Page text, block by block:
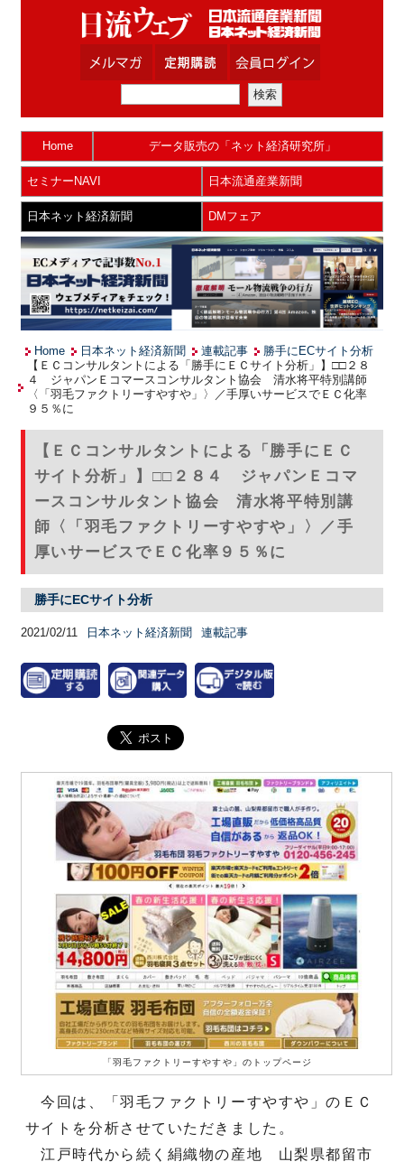
Home データ販売の「ネット経済研究所」
セミナーNAVI 日本流通産業新聞
日本ネット経済新聞 DMフェア
Home 日本ネット経済新聞 連載記事
勝手にECサイト分析
【ＥＣコンサルタントによる「勝手にＥＣサイト分析」】□□２８
４ ジャパンＥコマースコンサルタント協会 清水将平特別講師
〈「羽毛ファクトリーすやすや」〉／手厚いサービスでＥＣ化率
９５％に
【ＥＣコンサルタントによる「勝手にＥＣ
サイト分析」】□□２８４ ジャパンＥコマ
ースコンサルタント協会 清水将平特別講
師〈「羽毛ファクトリーすやすや」〉／手
厚いサービスでＥＣ化率９５％に
勝手にECサイト分析
2021/02/11 日本ネット経済新聞 連載記事
「羽毛ファクトリーすやすや」のトップページ
今回は、「羽毛ファクトリーすやすや」のＥＣ
サイトを分析させていただきました。
江戸時代から続く絹織物の産地 山梨県都留市